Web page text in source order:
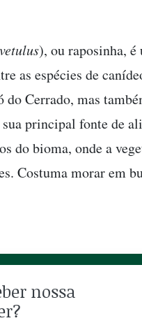
), ou raposinha,
as espécies de
Cerrado, mas
principal fonte de
do bioma, onde a
Costuma morar em
nossa